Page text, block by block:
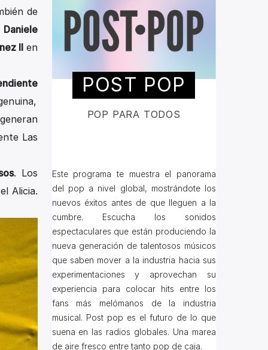
de
Daniele
IIen
Las
. Los
Alicia.
POST POP
POP PARA TODOS
Este programa te muestra el panorama
del pop a nivel global, mostrándote los
nuevos éxitos antes de que lleguen a la
cumbre. Escucha los sonidos
espectaculares que están produciendo la
nueva generación de talentosos músicos
que saben mover a la industria hacia sus
experimentaciones y aprovechan su
experiencia para colocar hits entre los
fans más melómanos de la industria
musical. Post pop es el futuro de lo que
suena en las radios globales. Una marea
de aire fresco entre tanto pop de caja.